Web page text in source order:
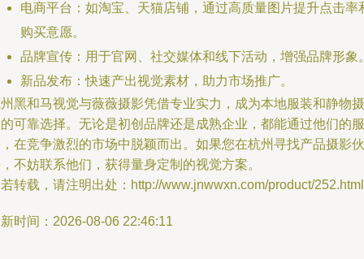
电商平台：如淘宝、天猫店铺，通过高质量图片提升点击率
购买意愿。
品牌宣传：用于官网、社交媒体和线下活动，增强品牌形象
新品发布：快速产出视觉素材，助力市场推广。
黑和马视觉与薇薇摄影凭借专业实力，成为本地服装和静物摄
可靠选择。无论是初创品牌还是成熟企业，都能通过他们的服
在竞争激烈的市场中脱颖而出。如果您在杭州寻找产品摄影伙
不妨联系他们，获得量身定制的视觉方案。
转载，请注明出处：http://www.jnwwxn.com/product/252.html
时间：2026-08-06 22:46:11